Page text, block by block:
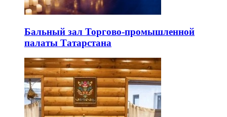
Бальный зал Торгово-промышленной
палаты Татарстана